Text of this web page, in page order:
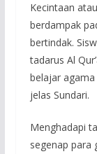
Kecintaan
berdampak
bertindak.
tadarus Al
belajar
jelas Sundari.
Menghadapi
segenap para